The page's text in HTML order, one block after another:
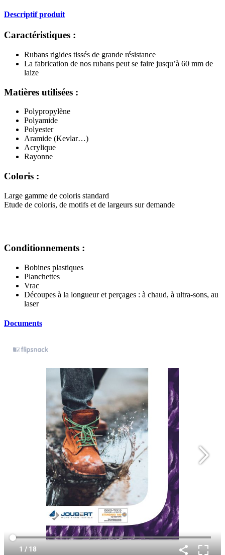
Descriptif produit
Caractéristiques :
Rubans rigides tissés de grande résistance
La fabrication de nos rubans peut se faire jusqu’à 60 mm de
laize
Matières utilisées :
Polypropylène
Polyamide
Polyester
Aramide (Kevlar…)
Acrylique
Rayonne
Coloris :
Large gamme de coloris standard
Etude de coloris, de motifs et de largeurs sur demande
Conditionnements :
Bobines plastiques
Planchettes
Vrac
Découpes à la longueur et perçages : à chaud, à ultra-sons, au
laser
Documents